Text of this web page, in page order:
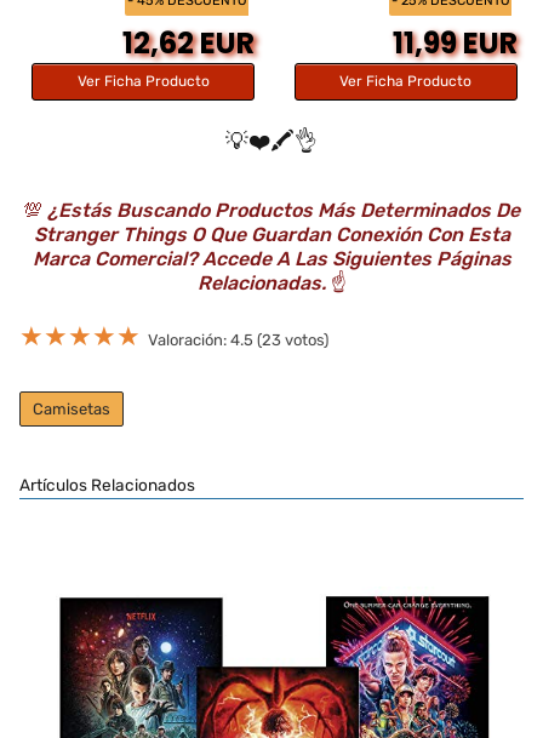
12,62 EUR
Ver Ficha Producto
11,99 EUR
Ver Ficha Producto
💡❤️🖍️👌
💯 ¿Estás Buscando Productos Más Determinados De
Stranger Things O Que Guardan Conexión Con Esta
Marca Comercial? Accede A Las Siguientes Páginas
Relacionadas.☝️
★★★★★ Valoración: 4.5 (23 votos)
Camisetas
Artículos Relacionados